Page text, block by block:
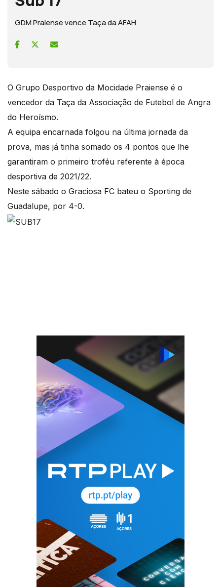
GDM Praiense vence Taça da AFAH
O Grupo Desportivo da Mocidade Praiense é o
vencedor da Taça da Associação de Futebol de Angra
do Heroísmo.
A equipa encarnada folgou na última jornada da
prova, mas já tinha somado os 4 pontos que lhe
garantiram o primeiro troféu referente à época
desportiva de 2021/22.
Neste sábado o Graciosa FC bateu o Sporting de
Guadalupe, por 4-0.